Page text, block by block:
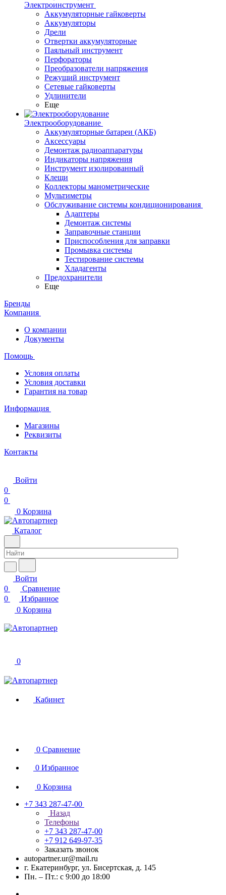
Электроинструмент
Аккумуляторные гайковерты
Аккумуляторы
Дрели
Отвертки аккумуляторные
Паяльный инструмент
Перфораторы
Преобразователи напряжения
Режущий инструмент
Сетевые гайковерты
Удлинители
Еще
Электрооборудование
Аккумуляторные батареи (АКБ)
Аксессуары
Демонтаж радиоаппаратуры
Индикаторы напряжения
Инструмент изолированный
Клещи
Коллекторы манометрические
Мультиметры
Обслуживание системы кондиционирования
Адаптеры
Демонтаж системы
Заправочные станции
Приспособления для заправки
Промывка системы
Тестирование системы
Хладагенты
Предохранители
Еще
Бренды
Компания
О компании
Документы
Помощь
Условия оплаты
Условия доставки
Гарантия на товар
Информация
Магазины
Реквизиты
Контакты
Войти
0
0
0 Корзина
Каталог
Войти
0
Сравнение
0
Избранное
0 Корзина
0
Кабинет
0 Сравнение
0 Избранное
0 Корзина
+7 343 287-47-00
Назад
Телефоны
+7 343 287-47-00
+7 912 649-97-35
Заказать звонок
autopartner.ur@mail.ru
г. Екатеринбург, ул. Бисертская, д. 145
Пн. – Пт.: с 9:00 до 18:00